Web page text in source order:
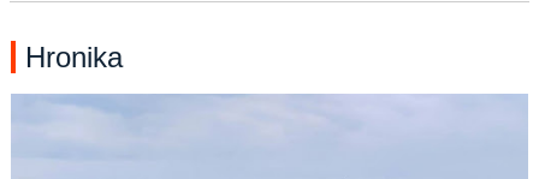
Hronika